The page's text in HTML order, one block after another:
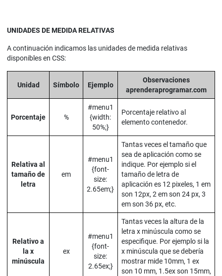
UNIDADES DE MEDIDA RELATIVAS
A continuación indicamos las unidades de medida relativas
disponibles en CSS:
Unidad Símbolo Ejemplo
Observaciones
aprenderaprogramar.com
Porcentaje %
#menu1
{width:
50%;}
Porcentaje relativo al
elemento contenedor.
Relativa al
tamaño de
letra
em
#menu1
{font-
size:
2.65em;}
Tantas veces el tamaño que
sea de aplicación como se
indique. Por ejemplo si el
tamaño de letra de
aplicación es 12 pixeles, 1 em
son 12px, 2 em son 24 px, 3
em son 36 px, etc.
Relativo a
la x
minúscula
ex
#menu1
{font-
size:
2.65ex;}
Tantas veces la altura de la
letra x minúscula como se
especifique. Por ejemplo si la
x minúscula que se debería
mostrar mide 10mm, 1 ex
son 10 mm, 1.5ex son 15mm,